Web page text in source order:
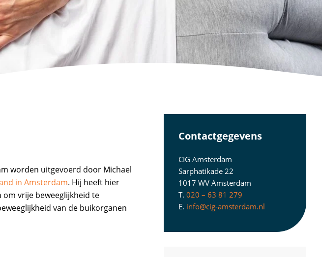
worden uitgevoerd door Michael
in Amsterdam. Hij heeft hier
vrije beweeglijkheid te
van de buikorganen
Contactgegevens
CIG Amsterdam
Sarphatikade 22
1017 WV Amsterdam
T. 020 – 63 81 279
E. info@cig-amsterdam.nl